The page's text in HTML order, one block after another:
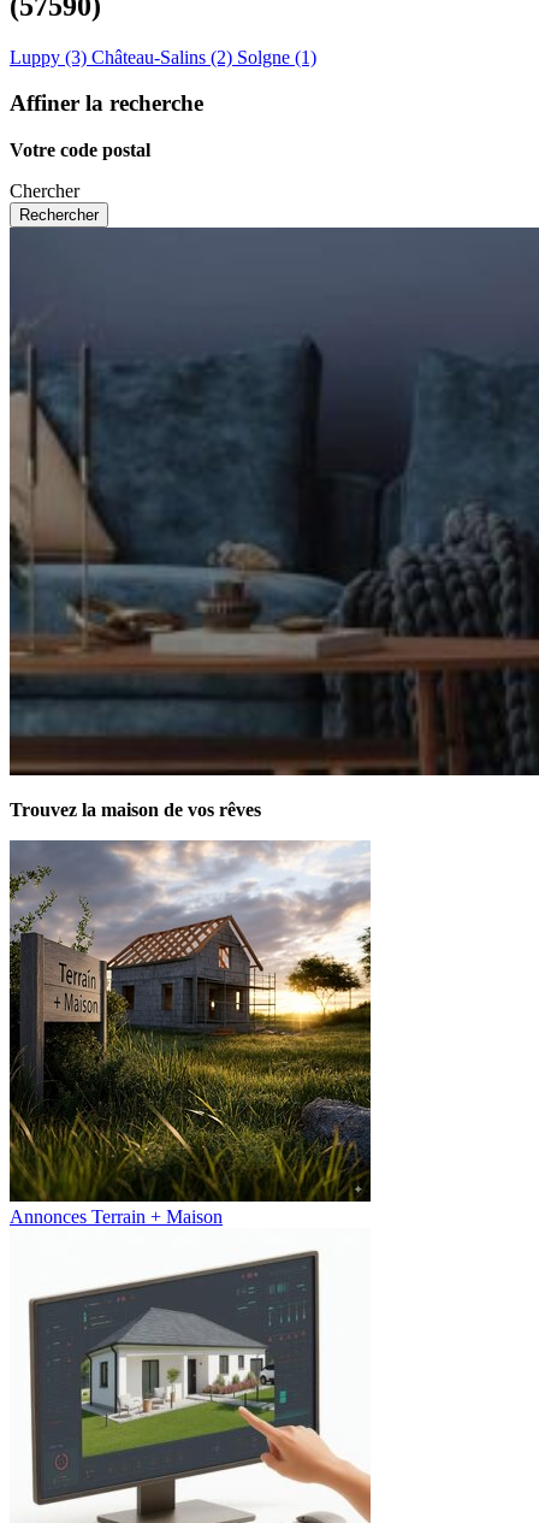
Luppy (3) Château-Salins (2) Solgne (1)
Affiner la recherche
Votre code postal
Chercher
Trouvez la maison de vos rêves
Annonces Terrain + Maison